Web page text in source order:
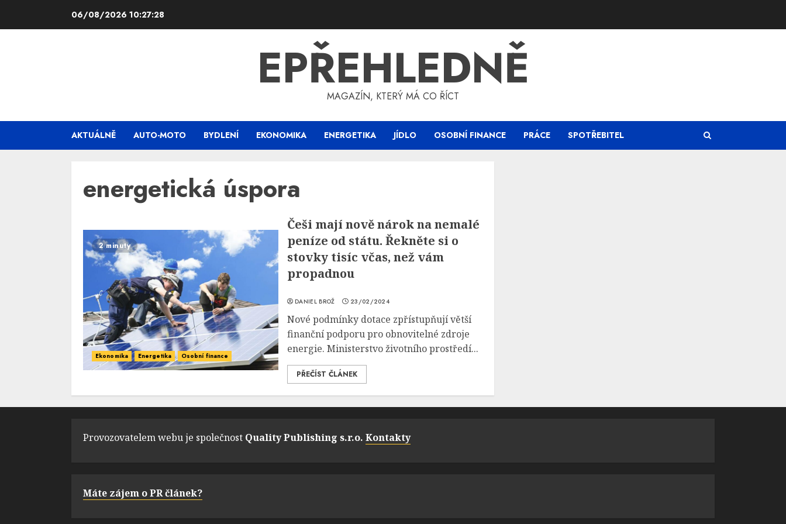
06/08/2026 10:27:28
EPŘEHLEDNĚ
MAGAZÍN, KTERÝ MÁ CO ŘÍCT
AKTUÁLNĚ AUTO-MOTO BYDLENÍ EKONOMIKA ENERGETIKA JÍDLO OSOBNÍ FINANCE PRÁCE SPOTŘEBITEL
energetická úspora
2 minuty
Ekonomika Energetika Osobní finance
Češi mají nově nárok na nemalé
peníze od státu. Řekněte si o
stovky tisíc včas, než vám
propadnou
DANIEL BROŽ 23/02/2024
Nové podmínky dotace zpřístupňují větší
finanční podporu pro obnovitelné zdroje
energie. Ministerstvo životního prostředí...
PŘEČÍST ČLÁNEK
Provozovatelem webu je společnost Quality Publishing s.r.o. Kontakty
Máte zájem o PR článek?